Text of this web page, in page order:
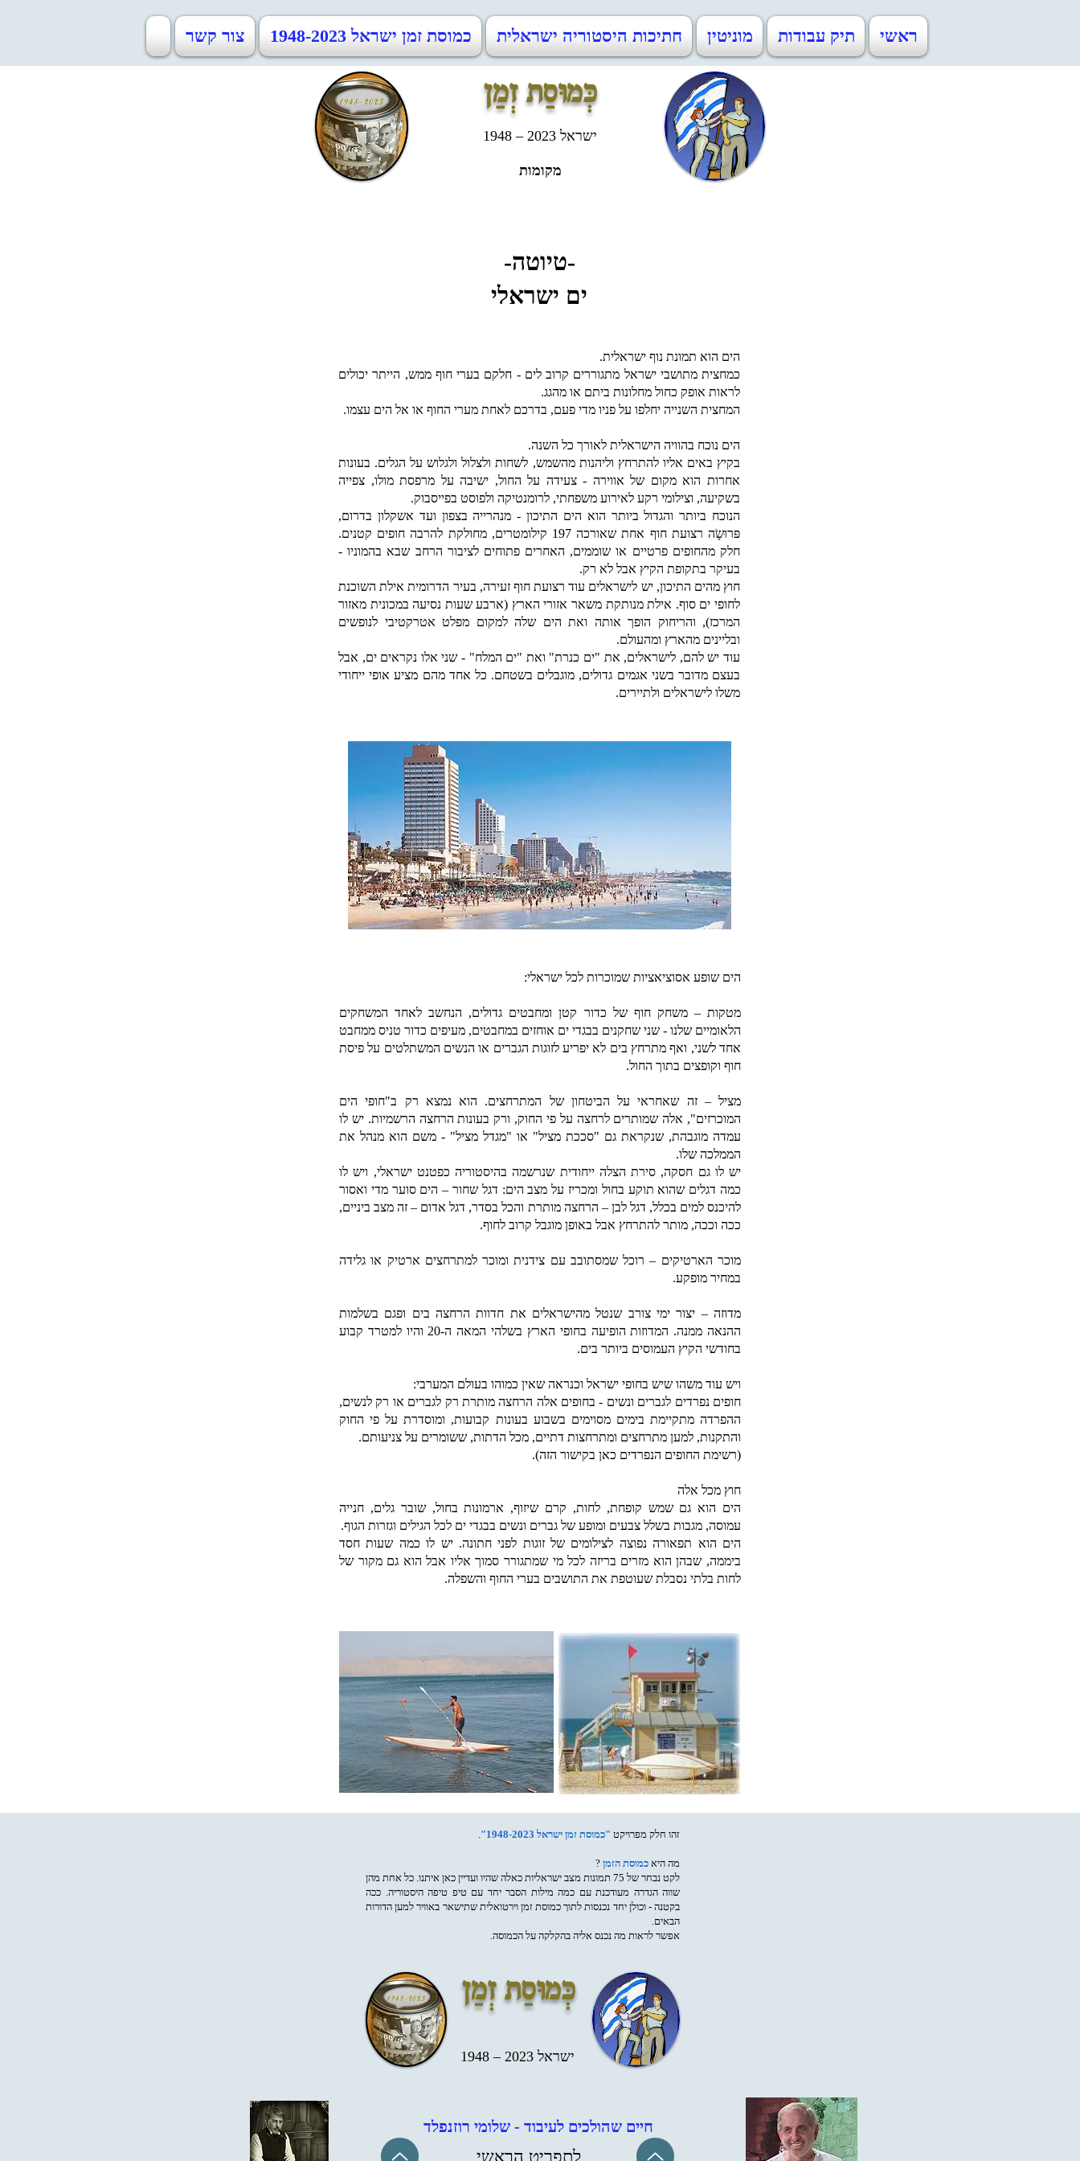
ראשי תיק עבודות מוניטין חתיכות היסטוריה ישראלית כמוסת זמן ישראל 1948-2023 צור קשר
כְּמוּסַת זְמַן
ישראל 2023 – 1948
מקומות
-טיוטה-
ים ישראלי
הים הוא תמונת נוף ישראלית.
כמחצית מתושבי ישראל מתגוררים קרוב לים - חלקם בערי חוף ממש, הייתר יכולים
לראות אופק כחול מחלונות ביתם או מהגג.
המחצית השנייה יחלפו על פניו מדי פעם, בדרכם לאחת מערי החוף או אל הים עצמו.
הים נוכח בהוויה הישראלית לאורך כל השנה.
בקיץ באים אליו להתרחץ וליהנות מהשמש, לשחות ולצלול ולגלוש על הגלים. בעונות
אחרות הוא מקום של אווירה - צעידה על החול, ישיבה על מרפסת מולו, צפייה
בשקיעה, וצילומי רקע לאירוע משפחתי, לרומנטיקה ולפוסט בפייסבוק.
הנוכח ביותר והגדול ביותר הוא הים התיכון - מנהרייה בצפון ועד אשקלון בדרום,
פּרוּשָֹה רצועת חוף אחת שאורכה 197 קילומטרים, מחולקת להרבה חופים קטנים.
חלק מהחופים פרטיים או שוממים, האחרים פתוחים לציבור הרחב שבא בהמוניו -
בעיקר בתקופת הקיץ אבל לא רק.
חוץ מהים התיכון, יש לישראלים עוד רצועת חוף זעירה, בעיר הדרומית אילת השוכנת
לחופי ים סוף. אילת מנותקת משאר אזורי הארץ (ארבע שעות נסיעה במכונית מאזור
המרכז), והריחוק הופך אותה ואת הים שלה למקום מפלט אטרקטיבי לנופשים
ובליינים מהארץ ומהעולם.
עוד יש להם, לישראלים, את "ים כנרת" ואת "ים המלח" - שני אלו נקראים ים, אבל
בעצם מדובר בשני אגמים גדולים, מוגבלים בשטחם. כל אחד מהם מציע אופי ייחודי
משלו לישראלים ולתיירים.
הים שופע אסוציאציות שמוכרות לכל ישראלי:
מטקות – משחק חוף של כדור קטן ומחבטים גדולים, הנחשב לאחד המשחקים
הלאומיים שלנו - שני שחקנים בבגדי ים אוחזים במחבטים, מעיפים כדור טניס ממחבט
אחד לשני, ואף מתרחץ בים לא יפריע לזוגות הגברים או הנשים המשתלטים על פיסת
חוף וקופצים בתוך החול.
מציל – זה שאחראי על הביטחון של המתרחצים. הוא נמצא רק ב"חופי הים
המוכרזים", אלה שמותרים לרחצה על פי החוק, ורק בעונות הרחצה הרשמיות. יש לו
עמדה מוגבהת, שנקראת גם "סככת מציל" או "מגדל מציל" - משם הוא מנהל את
הממלכה שלו.
יש לו גם חסקה, סירת הצלה ייחודית שנרשמה בהיסטוריה כפטנט ישראלי, ויש לו
כמה דגלים שהוא תוקע בחול ומכריז על מצב הים: דגל שחור – הים סוער מדי ואסור
להיכנס למים בכלל, דגל לבן – הרחצה מותרת והכל בסדר, דגל אדום – זה מצב ביניים,
ככה וככה, מותר להתרחץ אבל באופן מוגבל קרוב לחוף.
מוכר הארטיקים – רוכל שמסתובב עם צידנית ומוכר למתרחצים ארטיק או גלידה
במחיר מופקע.
מדוזה – יצור ימי צורב שנטל מהישראלים את חדוות הרחצה בים ופגם בשלמות
ההנאה ממנה. המדוזות הופיעה בחופי הארץ בשלהי המאה ה-20 והיו למטרד קבוע
בחודשי הקיץ העמוסים ביותר בים.
ויש עוד משהו שיש בחופי ישראל וכנראה שאין כמוהו בעולם המערבי:
חופים נפרדים לגברים ונשים - בחופים אלה הרחצה מותרת רק לגברים או רק לנשים,
ההפרדה מתקיימת בימים מסוימים בשבוע בעונות קבועות, ומוסדרת על פי החוק
והתקנות, למען מתרחצים ומתרחצות דתיים, מכל הדתות, ששומרים על צניעותם.
(רשימת החופים הנפרדים כאן בקישור הזה).
חוץ מכל אלה
הים הוא גם שמש קופחת, לחות, קרם שיזוף, ארמונות בחול, שובר גלים, חנייה
עמוסה, מגבות בשלל צבעים ומופע של גברים ונשים בבגדי ים לכל הגילים וגזרות הגוף.
הים הוא תפאורה נפוצה לצילומים של זוגות לפני חתונה. יש לו כמה שעות חסד
ביממה, שבהן הוא מזרים בריזה לכל מי שמתגורר סמוך אליו אבל הוא גם מקור של
לחות בלתי נסבלת שעוטפת את התושבים בערי החוף והשפלה.
זהו חלק מפרויקט "כמוסת זמן ישראל 1948-2023" .
מה היא כמוסת הזמן ?
לקט נבחר של 75 תמונות מצב ישראליות כאלה שהיו ועדיין כאן איתנו. כל אחת מהן
שווה הגדרה מעודכנת עם כמה מילות הסבר יחד עם טיפ טיפה היסטוריה. ככה
בקטנה - וכולן יחד נכנסות לתוך כמוסת זמן וירטואלית שתישאר באוויר למען הדורות
הבאים.
אפשר לראות מה נכנס אליה בהקלקה על הכמוסה.
כְּמוּסַת זְמַן
ישראל 2023 – 1948
חיים שהולכים לעיבוד - שלומי רוזנפלד
לתפריט הראשי